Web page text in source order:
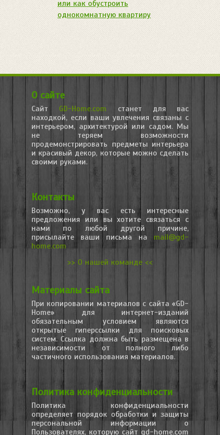
или как обустроить
однокомнатную квартиру
О сайте
Сайт GD-Home.com станет для вас
находкой, если ваши увлечения связаны с
интерьером, архитектурой или садом. Мы
не теряем возможности
продемонстрировать предметы интерьера
и красивый декор, которые можно сделать
своими руками.
Контакты
Возможно, у вас есть интересные
предложения или вы хотите связаться с
нами по любой другой причине,
присылайте ваши письма на mail@gd-
home.com
>> О нашей команде <<
Материалы сайта
При копировании материалов с сайта «GD-
Home» для интернет-изданий
обязательным условием являются
открытые гиперссылки для поисковых
систем. Ссылка должна быть размещена в
независимости от полного либо
частичного использования материалов.
Политика конфиденциальности
Политика конфиденциальности
определяет порядок обработки и защиты
персональной информации о
Пользователях, которую сайт gd-home.com